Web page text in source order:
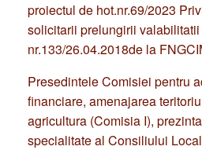
proiectul de hot.nr.69/2023
solicitarii prelungirii
nr.133/26.04.2018de la
Presedintele Comisiei pentru
financiare, amenajarea
agricultura (Comisia I),
specialitate al Consiliului